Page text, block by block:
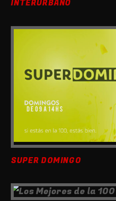
INTERURBANO
SUPER DOMINGO